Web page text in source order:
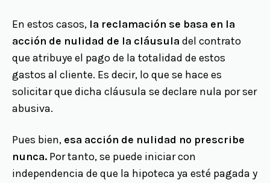
En estos casos, la reclamación se basa en la
acción de nulidad de la cláusula del contrato
que atribuye el pago de la totalidad de estos
gastos al cliente. Es decir, lo que se hace es
solicitar que dicha cláusula se declare nula por ser
abusiva.
Pues bien, esa acción de nulidad no prescribe
nunca. Por tanto, se puede iniciar con
independencia de que la hipoteca ya esté pagada y